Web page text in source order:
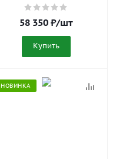
58 350 ₽/шт
Купить
НОВИНКА